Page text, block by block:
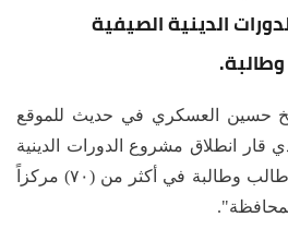
الدينية الصيفية
حسين العسكري في حديث للموقع
انطلاق مشروع الدورات الدينية
الصيفية بمشاركة (٣٠٠٠) طالب وطالبة في أكثر من (٧٠) مركزاً